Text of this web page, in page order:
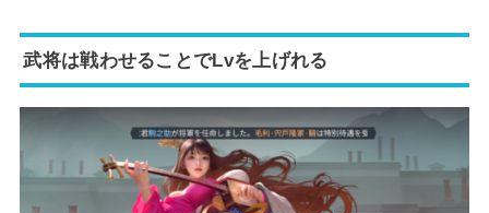
武将は戦わせることでLvを上げれる